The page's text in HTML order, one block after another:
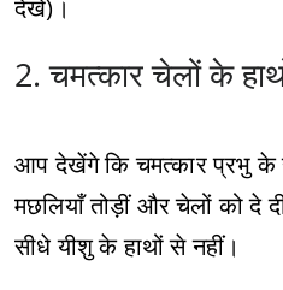
देखें)।
2. चमत्कार चेलों के
आप देखेंगे कि चमत्कार प्रभु के
मछलियाँ तोड़ीं और चेलों को दे
सीधे यीशु के हाथों से नहीं।